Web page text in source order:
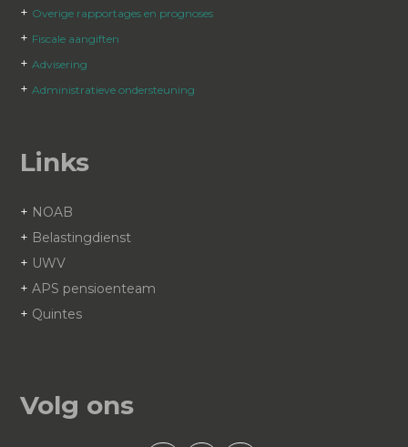
+ Overige rapportages en prognoses
+ Fiscale aangiften
+ Advisering
+ Administratieve ondersteuning
Links
+ NOAB
+ Belastingdienst
+ UWV
+APS pensioenteam
+ Quintes
Volg ons